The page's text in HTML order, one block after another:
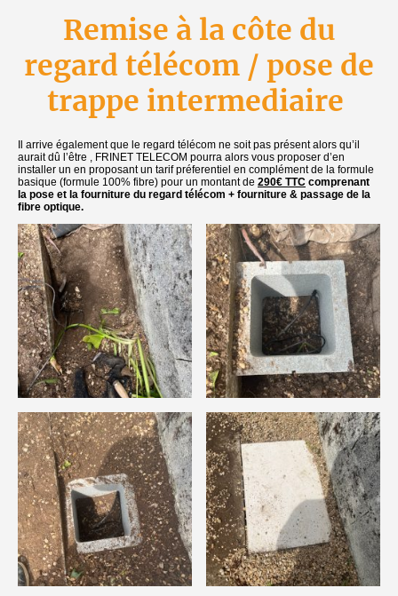
Remise à la côte du
regard télécom / pose de
trappe intermediaire
Il arrive également que le regard télécom ne soit pas présent alors qu’il
aurait dû l’être , FRINET TELECOM pourra alors vous proposer d’en
installer un en proposant un tarif préferentiel en complément de la formule
basique (formule 100% fibre) pour un montant de 290€ TTC comprenant
la pose et la fourniture du regard télécom + fourniture & passage de la
fibre optique.